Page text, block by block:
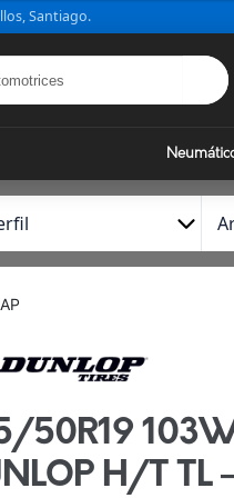
Santiago.
o
50R19
H/T TL